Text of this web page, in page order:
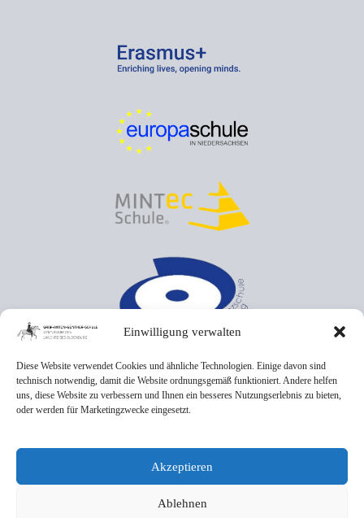
Einwilligung verwalten
Diese Website verwendet Cookies und ähnliche Technologien. Einige davon sind
technisch notwendig, damit die Website ordnungsgemäß funktioniert. Andere helfen
uns, diese Website zu verbessern und Ihnen ein besseres Nutzungserlebnis zu bieten,
oder werden für Marketingzwecke eingesetzt.
Akzeptieren
Ablehnen